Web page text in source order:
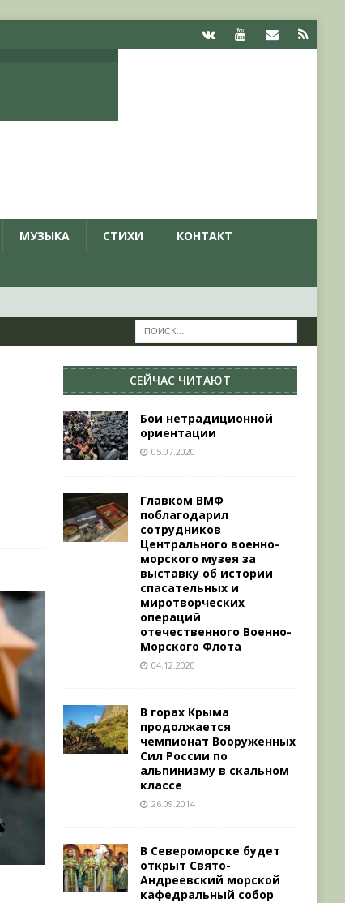
МУЗЫКА СТИХИ КОНТАКТ
СЕЙЧАС ЧИТАЮТ
Бои нетрадиционной
ориентации
05.07.2020
Главком ВМФ
поблагодарил
сотрудников
Центрального военно-
морского музея за
выставку об истории
спасательных и
миротворческих
операций
отечественного Военно-
Морского Флота
04.12.2020
В горах Крыма
продолжается
чемпионат Вооруженных
Сил России по
альпинизму в скальном
классе
26.09.2014
В Североморске будет
открыт Свято-
Андреевский морской
кафедральный собор